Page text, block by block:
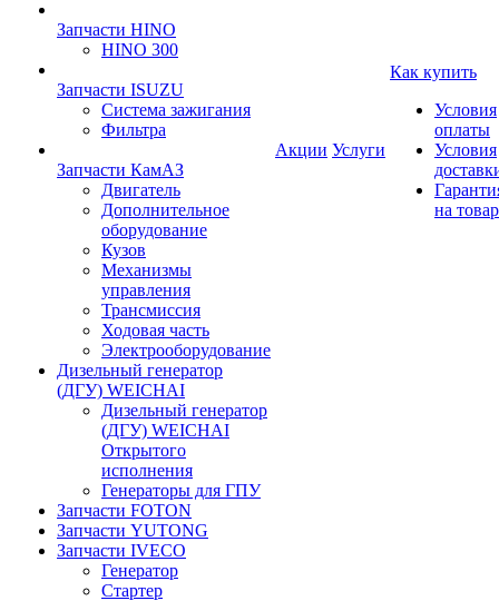
Запчасти HINO
HINO 300
Запчасти ISUZU
Система зажигания
Фильтра
Запчасти КамАЗ
Двигатель
Дополнительное
оборудование
Кузов
Механизмы
управления
Трансмиссия
Ходовая часть
Электрооборудование
Дизельный генератор
(ДГУ) WEICHAI
Дизельный генератор
(ДГУ) WEICHAI
Открытого
исполнения
Генераторы для ГПУ
Запчасти FOTON
Запчасти YUTONG
Запчасти IVECO
Генератор
Стартер
Акции Услуги
Как купить
Условия
оплаты
Условия
на товар